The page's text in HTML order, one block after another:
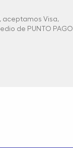
aceptamos Visa,
de PUNTO PAGO